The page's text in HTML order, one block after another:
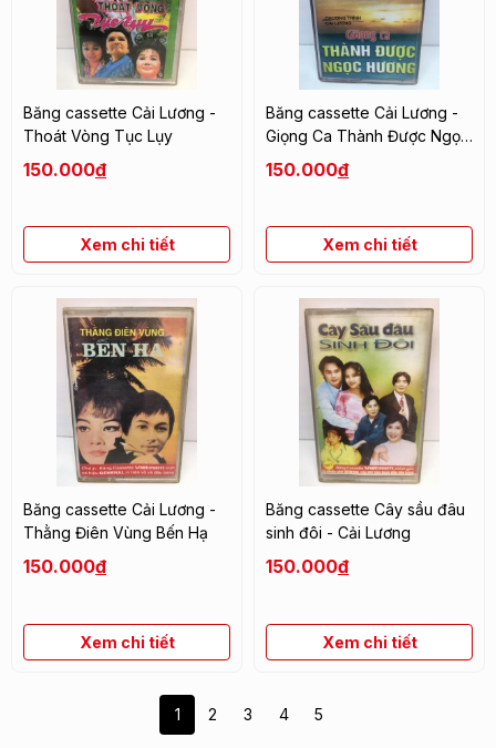
Băng cassette Cải Lương -
Thoát Vòng Tục Lụy
150.000đ
Xem chi tiết
Băng cassette Cải Lương -
Giọng Ca Thành Được Ngọc
Hương
150.000đ
Xem chi tiết
Băng cassette Cải Lương -
Thằng Điên Vùng Bến Hạ
150.000đ
Xem chi tiết
Băng cassette Cây sầu đâu
sinh đôi - Cải Lương
150.000đ
Xem chi tiết
1 2 3 4 5